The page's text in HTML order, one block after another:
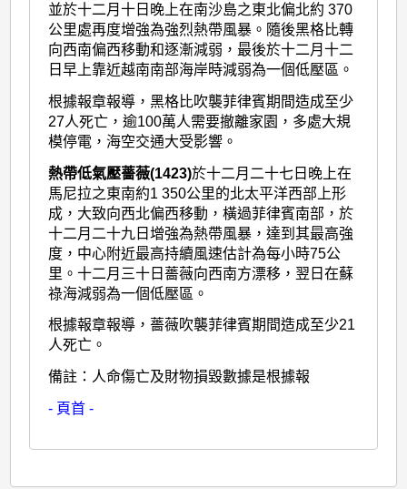
並於十二月十日晚上在南沙島之東北偏北約 370
公里處再度增強為強烈熱帶風暴。隨後黑格比轉
向西南偏西移動和逐漸減弱，最後於十二月十二
日早上靠近越南南部海岸時減弱為一個低壓區。
根據報章報導，黑格比吹襲菲律賓期間造成至少
27人死亡，逾100萬人需要撤離家園，多處大規
模停電，海空交通大受影響。
熱帶低氣壓薔薇(1423)於十二月二十七日晚上在
馬尼拉之東南約1 350公里的北太平洋西部上形
成，大致向西北偏西移動，橫過菲律賓南部，於
十二月二十九日增強為熱帶風暴，達到其最高強
度，中心附近最高持續風速估計為每小時75公
里。十二月三十日薔薇向西南方漂移，翌日在蘇
祿海減弱為一個低壓區。
根據報章報導，薔薇吹襲菲律賓期間造成至少21
人死亡。
備註：人命傷亡及財物損毀數據是根據報
- 頁首 -